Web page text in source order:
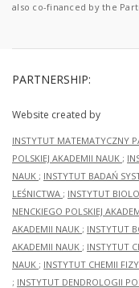
also co-financed by the
PARTNERSHIP:
Website created by
INSTYTUT MATEMATYCZNY
POLSKIEJ AKADEMII NAUK ;
NAUK ; INSTYTUT BADAŃ
LEŚNICTWA ; INSTYTUT
NENCKIEGO POLSKIEJ
AKADEMII NAUK ; INSTYTUT
AKADEMII NAUK ; INSTYTUT
NAUK ; INSTYTUT CHEMII
; INSTYTUT DENDROLOGII